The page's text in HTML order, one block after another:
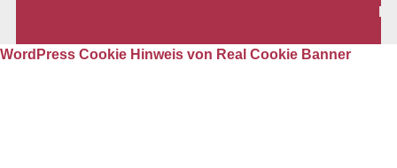
WordPress Cookie Hinweis von Real Cookie Banner